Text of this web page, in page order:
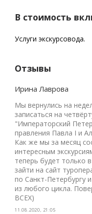
В стоимость
Услуги экскурсовода.
Отзывы
Ирина Лаврова
Мы вернулись на
записаться на
"Императорский
правления Павла I и
Как же мы за месяц
интересным
теперь будет только
зайти на сайт
по Санкт-Петербургу
из любого цикла.
ВСЕХ)
11.08.2020, 21:05